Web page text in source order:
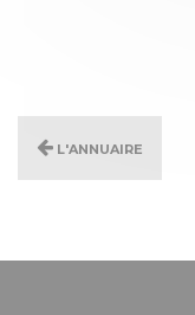
L'annuaire